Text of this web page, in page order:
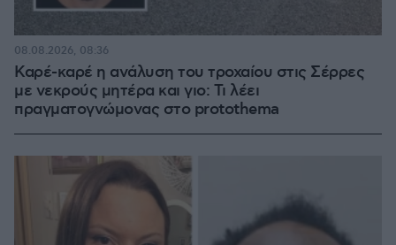
Καρέ-καρέ η ανάλυση του τροχαίου στις Σέρρες
με νεκρούς μητέρα και γιο: Τι λέει
πραγματογνώμονας στο protothema
08.08.2026, 08:36